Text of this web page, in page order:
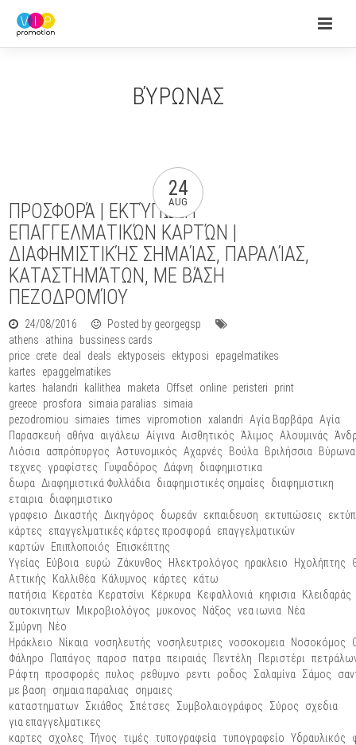
ΒΎΡΩΝΑΣ
24
AUG
ΠΡΟΣΦΟΡΆ | ΕΚΤΎΠΩΣΗ
ΕΠΑΓΓΕΛΜΑΤΙΚΏΝ ΚΑΡΤΏΝ |
ΔΙΑΦΗΜΙΣΤΙΚΉΣ ΣΗΜΑΊΑΣ, ΠΑΡΑΛΊΑΣ,
ΚΑΤΑΣΤΗΜΆΤΩΝ, ΜΕ ΒΆΣΗ
ΠΕΖΟΔΡΟΜΊΟΥ
24/08/2016
Posted by georgegsp
athens
athina
bussiness cards
price crete deal deals ektyposeis ektyposi
epagelmatikes
kartes
epaggelmatikes
kartes
halandri kallithea maketa Offset online peristeri
print
greece prosfora simaia paralias
simaia
pezodromiou
simaies times vipromotion xalandri Αγία Βαρβάρα Αγία
Παρασκευή
αθήνα αιγάλεω Αίγινα Αισθητικός Άλιμος Αλουμινάς
Λιόσια
ασπρόπυργος Αστυνομικός Αχαρνές Βούλα Βριλήσσια
τεχνες
γραφίστες Γυψαδόρος Δάφνη
διαφημιστικα
δωρα Διαφημιστικά Φυλλάδια διαφημιστικές σημαίες
διαφημιστικη
εταιρια
διαφημιστικο
γραφειο Δικαστής Δικηγόρος δωρεάν εκπαιδευση εκτυπώσεις
κάρτες
επαγγελματικές κάρτες προσφορά
επαγγελματικών
καρτών
Επιπλοποιός
Επισκέπτης
Υγείας
Εύβοια ευρώ Ζάκυνθος Ηλεκτρολόγος ηρακλειο Ηχολήπτης
Αττικής
Καλλιθέα Κάλυμνος κάρτες
κάτω
πατήσια
Κερατέα Κερατσίνι Κέρκυρα Κεφαλλονιά κηφισια
Κλειδαράς
αυτοκινητων
Μικροβιολόγος μυκονος Νάξος νεα ιωνια
Νέα
Σμύρνη
Νέο
Ηράκλειο
Νίκαια νοσηλευτής νοσηλευτριες νοσοκομεια Νοσοκόμος
Φάληρο
Παπάγος παροσ πατρα πειραιάς Πεντέλη Περιστέρι
Ράφτη προσφορές πυλος ρεθυμνο ρεντι ροδος Σαλαμίνα Σάμος
με βαση
σημαια παραλιας
σημαιες
καταστηματων Σκιάθος Σπέτσες Συμβολαιογράφος Σύρος
σχεδια
για επαγγελματικες
καρτες
σχολες Τήνος τιμές τυπογραφεία τυπογραφείο Υδραυλικός